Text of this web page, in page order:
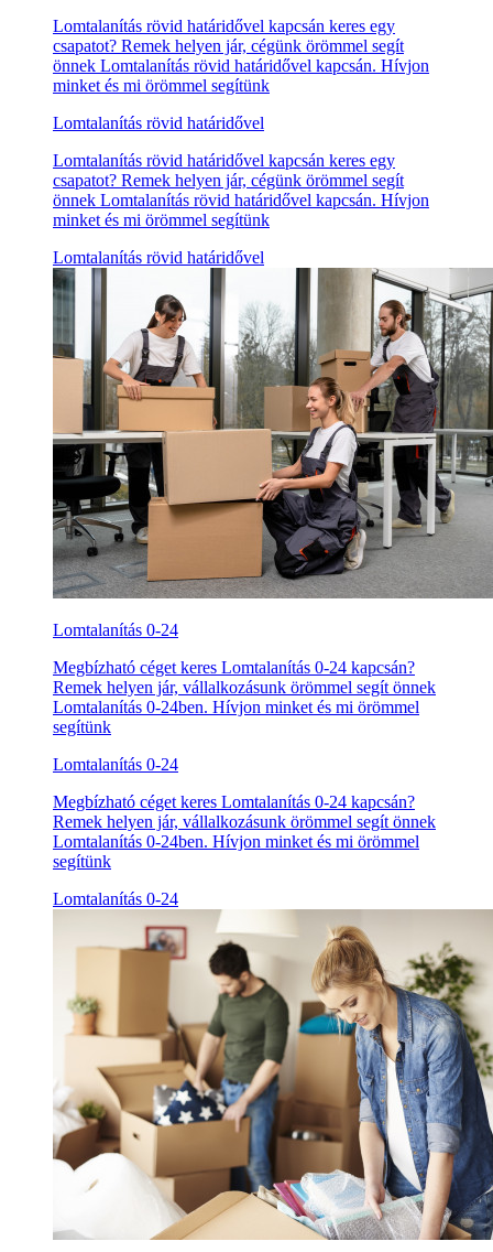
Lomtalanítás rövid határidővel kapcsán keres egy
csapatot? Remek helyen jár, cégünk örömmel segít
önnek Lomtalanítás rövid határidővel kapcsán. Hívjon
minket és mi örömmel segítünk
Lomtalanítás rövid határidővel
Lomtalanítás rövid határidővel kapcsán keres egy
csapatot? Remek helyen jár, cégünk örömmel segít
önnek Lomtalanítás rövid határidővel kapcsán. Hívjon
minket és mi örömmel segítünk
Lomtalanítás rövid határidővel
Lomtalanítás 0-24
Megbízható céget keres Lomtalanítás 0-24 kapcsán?
Remek helyen jár, vállalkozásunk örömmel segít önnek
Lomtalanítás 0-24ben. Hívjon minket és mi örömmel
segítünk
Lomtalanítás 0-24
Megbízható céget keres Lomtalanítás 0-24 kapcsán?
Remek helyen jár, vállalkozásunk örömmel segít önnek
Lomtalanítás 0-24ben. Hívjon minket és mi örömmel
segítünk
Lomtalanítás 0-24